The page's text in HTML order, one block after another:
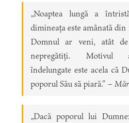
„Noaptea lungă a
dimineața este amânată
Domnul ar veni, atât
nepregătiți. Motivul
îndelungate este acela că
poporul Său să piară.” –
„Dacă poporul lui